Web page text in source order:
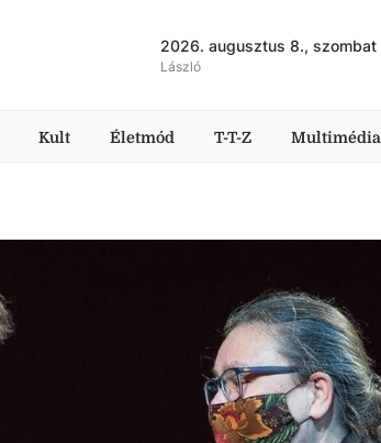
2026. augusztus 8., szombat
László
Kult Életmód T-T-Z Multimédia